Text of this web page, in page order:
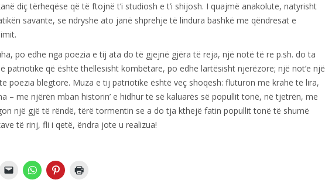
diç tërheqëse që të ftojnë t’i studiosh e t’i shijosh. I quajmë anakolute, natyrisht
savante, se ndryshe ato janë shprehje të lindura bashkë me qëndresat e
po edhe nga poezia e tij ata do të gjejnë gjëra të reja, një notë të re p.sh. do ta
patriotike që është thellësisht kombëtare, po edhe lartësisht njerëzore; një not’e një
poezia blegtore. Muza e tij patriotike është veç shoqesh: fluturon me krahë të lira,
– me njërën mban historin’ e hidhur të së kaluarës së popullit tonë, në tjetrën, me
një gjë të rëndë, tërë tormentin se a do tja kthejë fatin popullit tonë të shumë
të rinj, fli i qetë, ëndra jote u realizua!